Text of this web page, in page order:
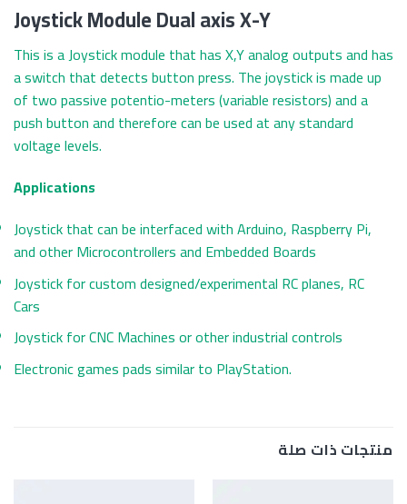
Joystick Module Dual axis X-Y
This is a Joystick module that has X,Y analog outputs and has
a switch that detects button press. The joystick is made up
of two passive potentio-meters (variable resistors) and a
push button and therefore can be used at any standard
voltage levels.
Applications
Joystick that can be interfaced with Arduino, Raspberry Pi,
and other Microcontrollers and Embedded Boards
Joystick for custom designed/experimental RC planes, RC
Cars
Joystick for CNC Machines or other industrial controls
Electronic games pads similar to PlayStation.
منتجات ذات صلة